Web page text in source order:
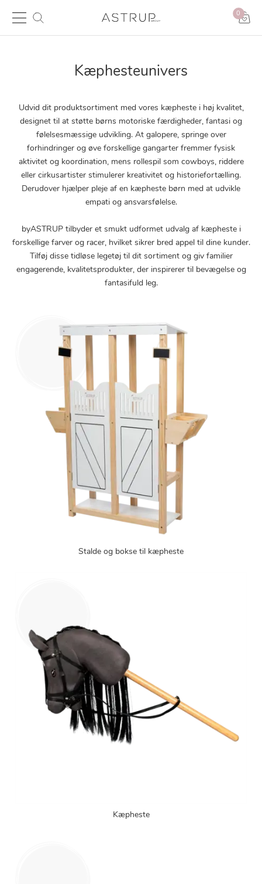
0
Kæphesteunivers
Udvid dit produktsortiment med vores kæpheste i høj kvalitet,
designet til at støtte børns motoriske færdigheder, fantasi og
følelsesmæssige udvikling. At galopere, springe over
forhindringer og øve forskellige gangarter fremmer fysisk
aktivitet og koordination, mens rollespil som cowboys, riddere
eller cirkusartister stimulerer kreativitet og historiefortælling.
Derudover hjælper pleje af en kæpheste børn med at udvikle
empati og ansvarsfølelse.
byASTRUP tilbyder et smukt udformet udvalg af kæpheste i
forskellige farver og racer, hvilket sikrer bred appel til dine kunder.
Tilføj disse tidløse legetøj til dit sortiment og giv familier
engagerende, kvalitetsprodukter, der inspirerer til bevægelse og
fantasifuld leg.
Stalde og bokse til kæpheste
Kæpheste